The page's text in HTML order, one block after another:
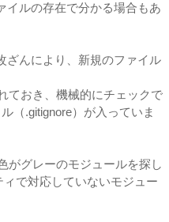
イルの存在で分かる場合もあ
ざんにより、新規のファイル
ておき、機械的にチェックで
（.gitignore）が入っていま
がグレーのモジュールを探し
で対応していないモジュー